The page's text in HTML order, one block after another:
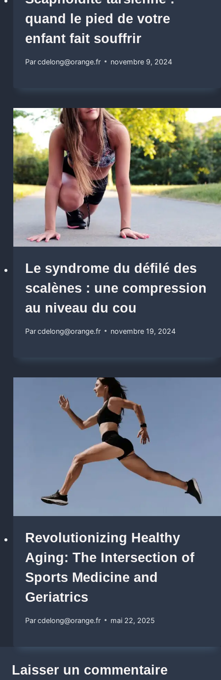
quand le pied de votre
enfant fait souffrir
Parcdelong@orange.fr novembre 9, 2024
Le syndrome du défilé des
scalènes : une compression
au niveau du cou
Parcdelong@orange.fr novembre 19, 2024
Revolutionizing Healthy
Aging: The Intersection of
Sports Medicine and
Geriatrics
Parcdelong@orange.fr mai 22, 2025
Laisser un commentaire